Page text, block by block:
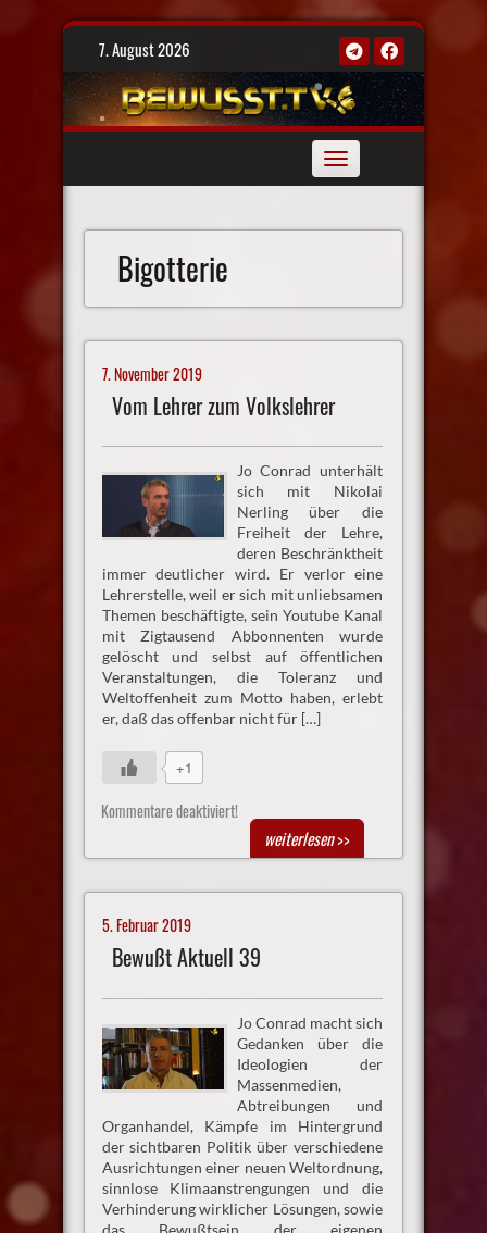
Skip
7. August 2026
Toggle
navigation
Bigotterie
7. November 2019
Vom Lehrer zum Volkslehrer
Jo Conrad unterhält
sich mit Nikolai
Nerling über die
Freiheit der Lehre,
deren Beschränktheit
immer deutlicher wird. Er verlor eine
Lehrerstelle, weil er sich mit unliebsamen
Themen beschäftigte, sein Youtube Kanal
mit Zigtausend Abbonnenten wurde
gelöscht und selbst auf öffentlichen
Veranstaltungen, die Toleranz und
Weltoffenheit zum Motto haben, erlebt
er, daß das offenbar nicht für […]
+1
Kommentare deaktiviert!
weiterlesen>>
5. Februar 2019
Bewußt Aktuell 39
Jo Conrad macht sich
Gedanken über die
Ideologien der
Massenmedien,
Abtreibungen und
Organhandel, Kämpfe im Hintergrund
der sichtbaren Politik über verschiedene
Ausrichtungen einer neuen Weltordnung,
sinnlose Klimaanstrengungen und die
Verhinderung wirklicher Lösungen, sowie
das Bewußtsein der eigenen